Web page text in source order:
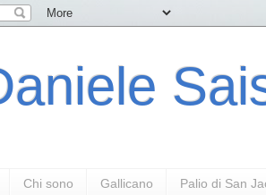
Chi sono Gallicano Palio di San